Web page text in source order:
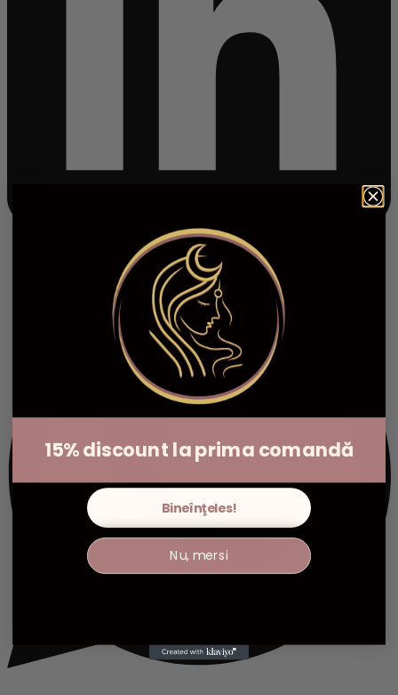
15% discount la prima comandă
Bineînţeles!
Nu, mersi